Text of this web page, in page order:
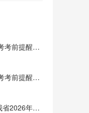
2026年6月青海省2026年高考考前提醒（五）——饮食有讲究，考场好状态
2026年6月青海省2026年高考考前提醒（六）——平安进考场，落笔皆顺畅
2026年6月青海：关于公布我省2026年普通高考举报电话的通知